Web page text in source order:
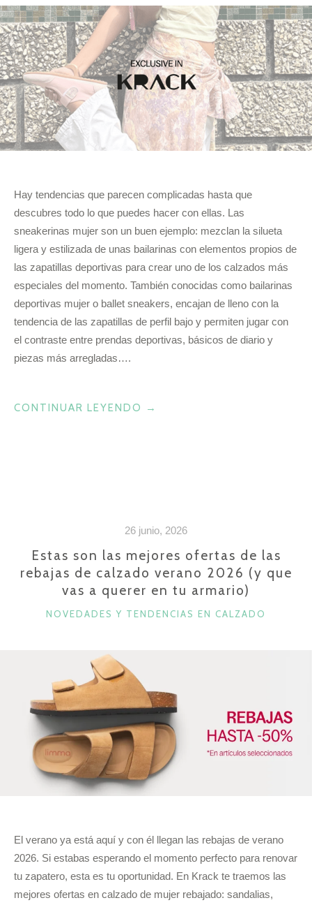
Hay tendencias que parecen complicadas hasta que
descubres todo lo que puedes hacer con ellas. Las
sneakerinas mujer son un buen ejemplo: mezclan la silueta
ligera y estilizada de unas bailarinas con elementos propios de
las zapatillas deportivas para crear uno de los calzados más
especiales del momento. También conocidas como bailarinas
deportivas mujer o ballet sneakers, encajan de lleno con la
tendencia de las zapatillas de perfil bajo y permiten jugar con
el contraste entre prendas deportivas, básicos de diario y
piezas más arregladas….
CONTINUAR LEYENDO
«¿CÓMO
PARA
TUS
LOOKS
CON
→
26 junio, 2026
Estas son las mejores ofertas de las
rebajas de calzado verano 2026 (y que
vas a querer en tu armario)
CATEGORÍAS
NOVEDADES Y TENDENCIAS EN CALZADO
El verano ya está aquí y con él llegan las rebajas de verano
2026. Si estabas esperando el momento perfecto para renovar
tu zapatero, esta es tu oportunidad. En Krack te traemos las
mejores ofertas en calzado de mujer rebajado: sandalias,